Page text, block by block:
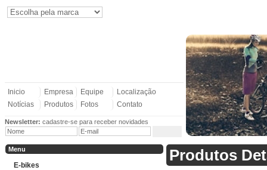
Inicio Empresa Equipe
Localização
Notícias
Produtos Fotos Contato
Newsletter: cadastre-se para receber novidades
Menu
E-bikes
Produtos